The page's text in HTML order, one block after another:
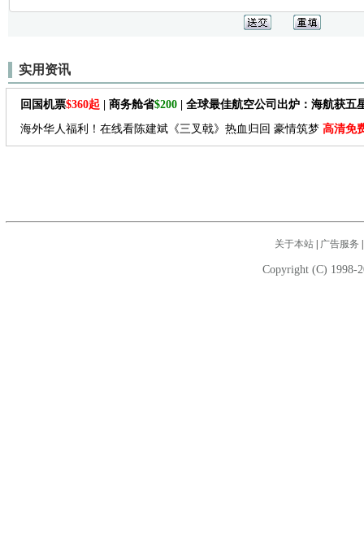
实用资讯
回国机票$360起 | 商务舱省$200 | 全球最佳航空公司出炉：海航获五
海外华人福利！在线看陈建斌《三叉戟》热血归回 豪情筑梦 高清免
关于本站| 广告服务
Copyright (C) 1998-